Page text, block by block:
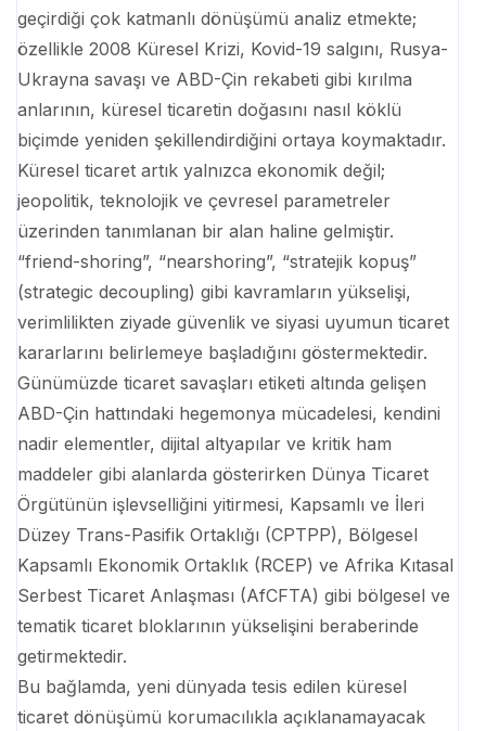
geçirdiği çok katmanlı dönüşümü analiz etmekte;
özellikle 2008 Küresel Krizi, Kovid-19 salgını, Rusya-
Ukrayna savaşı ve ABD-Çin rekabeti gibi kırılma
anlarının, küresel ticaretin doğasını nasıl köklü
biçimde yeniden şekillendirdiğini ortaya koymaktadır.
Küresel ticaret artık yalnızca ekonomik değil;
jeopolitik, teknolojik ve çevresel parametreler
üzerinden tanımlanan bir alan haline gelmiştir.
“friend-shoring”, “nearshoring”, “stratejik kopuş”
(strategic decoupling) gibi kavramların yükselişi,
verimlilikten ziyade güvenlik ve siyasi uyumun ticaret
kararlarını belirlemeye başladığını göstermektedir.
Günümüzde ticaret savaşları etiketi altında gelişen
ABD-Çin hattındaki hegemonya mücadelesi, kendini
nadir elementler, dijital altyapılar ve kritik ham
maddeler gibi alanlarda gösterirken Dünya Ticaret
Örgütünün işlevselliğini yitirmesi, Kapsamlı ve İleri
Düzey Trans-Pasifik Ortaklığı (CPTPP), Bölgesel
Kapsamlı Ekonomik Ortaklık (RCEP) ve Afrika Kıtasal
Serbest Ticaret Anlaşması (AfCFTA) gibi bölgesel ve
tematik ticaret bloklarının yükselişini beraberinde
getirmektedir.
Bu bağlamda, yeni dünyada tesis edilen küresel
ticaret dönüşümü korumacılıkla açıklanamayacak